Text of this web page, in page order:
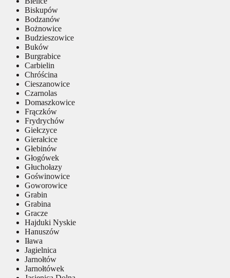
Biskupów
Bodzanów
Bożnowice
Budzieszowice
Buków
Burgrabice
Carbielin
Chróścina
Cieszanowice
Czarnolas
Domaszkowice
Frączków
Frydrychów
Giełczyce
Gierałcice
Głebinów
Głogówek
Głuchołazy
Goświnowice
Goworowice
Grabin
Grabina
Gracze
Hajduki Nyskie
Hanuszów
Iława
Jagielnica
Jarnołtów
Jarnołtówek